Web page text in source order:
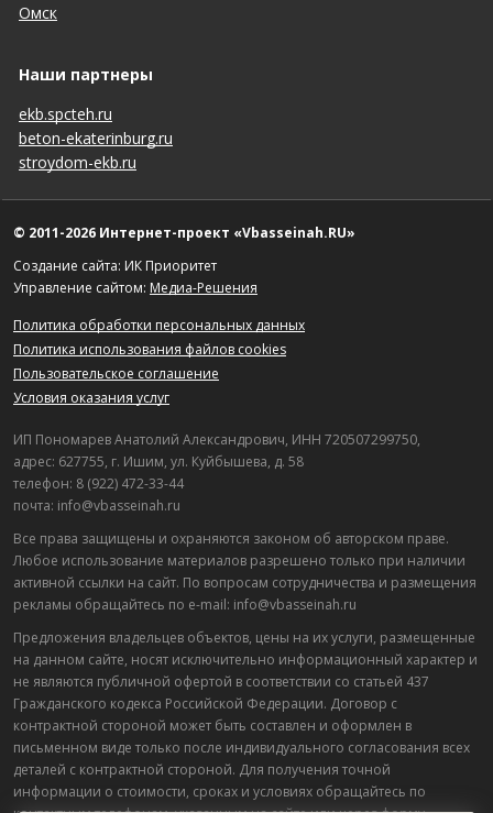
Омск
Наши партнеры
ekb.spcteh.ru
beton-ekaterinburg.ru
stroydom-ekb.ru
© 2011-2026 Интернет-проект «Vbasseinah.RU»
Создание сайта: ИК Приоритет
Управление сайтом: Медиа-Решения
Политика обработки персональных данных
Политика использования файлов cookies
Пользовательское соглашение
Условия оказания услуг
ИП Пономарев Анатолий Александрович, ИНН 720507299750,
адрес: 627755, г. Ишим, ул. Куйбышева, д. 58
телефон: 8 (922) 472-33-44
почта: info@vbasseinah.ru
Все права защищены и охраняются законом об авторском праве.
Любое использование материалов разрешено только при наличии
активной ссылки на сайт. По вопросам сотрудничества и размещения
рекламы обращайтесь по e-mail: info@vbasseinah.ru
Предложения владельцев объектов, цены на их услуги, размещенные
на данном сайте, носят исключительно информационный характер и
не являются публичной офертой в соответствии со статьей 437
Гражданского кодекса Российской Федерации. Договор с
контрактной стороной может быть составлен и оформлен в
письменном виде только после индивидуального согласования всех
деталей с контрактной стороной. Для получения точной
информации о стоимости, сроках и условиях обращайтесь по